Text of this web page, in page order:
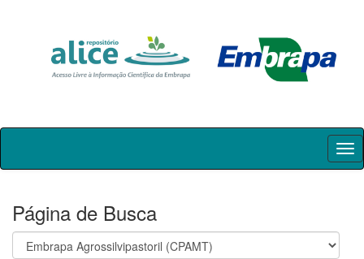
Skip
Página de Busca